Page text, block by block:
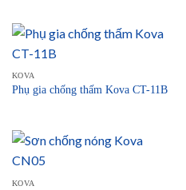
KOVA
Phụ gia chống thấm Kova CT-11B
KOVA